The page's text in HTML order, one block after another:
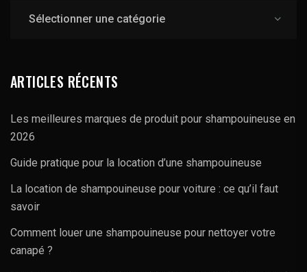
ARTICLES RÉCENTS
Les meilleures marques de produit pour shampouineuse en
2026
Guide pratique pour la location d’une shampouineuse
La location de shampouineuse pour voiture : ce qu’il faut
savoir
Comment louer une shampouineuse pour nettoyer votre
canapé ?